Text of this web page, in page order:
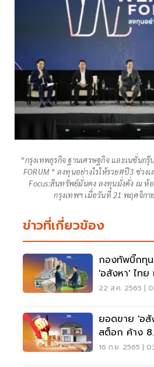
“กรุงเทพธุรกิจ ฐานเศรษฐกิจ และเนชั่นก
FORUM “ ลงทุนอย่างไรให้รวย#ปี3 ช่วง
Focus:สินทรัพย์มั่นคง ลงทุนมั่งคั่ง ณ ห้
กรุงเทพฯ เมื่อวันที่ 21 พฤศจิก
ข่าวที่เกี่ยวข้อง
กองทัพบิ๊กทุนต่าง
'อสังหา' ไทย
ราบ" ทำเลท
22 ส.ค. 2565 |
ยอดขาย 'อสั
สต็อก ค้าง
16 ก.ย. 2565 |